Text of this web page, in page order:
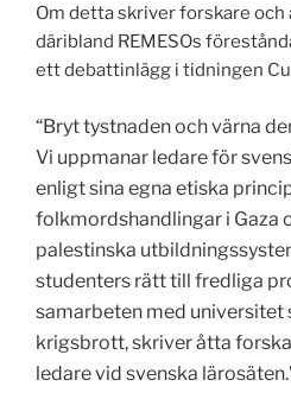
Om detta skriver forskare och
däribland REMESOs
ett debattinlägg i tidningen
“Bryt tystnaden och värna
Vi uppmanar ledare för
enligt sina egna etiska
folkmordshandlingar i Gaza
palestinska
studenters rätt till fredliga
samarbeten med universitet
krigsbrott, skriver åtta
ledare vid svenska